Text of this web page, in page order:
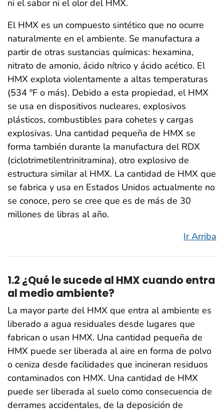
ni el sabor ni el olor del HMX.
El HMX es un compuesto sintético que no ocurre
naturalmente en el ambiente. Se manufactura a
partir de otras sustancias químicas: hexamina,
nitrato de amonio, ácido nítrico y ácido acético. El
HMX explota violentamente a altas temperaturas
(534 ºF o más). Debido a esta propiedad, el HMX
se usa en dispositivos nucleares, explosivos
plásticos, combustibles para cohetes y cargas
explosivas. Una cantidad pequeña de HMX se
forma también durante la manufactura del RDX
(ciclotrimetilentrinitramina), otro explosivo de
estructura similar al HMX. La cantidad de HMX que
se fabrica y usa en Estados Unidos actualmente no
se conoce, pero se cree que es de más de 30
millones de libras al año.
Ir Arriba
1.2 ¿Qué le sucede al HMX cuando entra
al medio ambiente?
La mayor parte del HMX que entra al ambiente es
liberado a agua residuales desde lugares que
fabrican o usan HMX. Una cantidad pequeña de
HMX puede ser liberada al aire en forma de polvo
o ceniza desde facilidades que incineran residuos
contaminados con HMX. Una cantidad de HMX
puede ser liberada al suelo como consecuencia de
derrames accidentales, de la deposición de